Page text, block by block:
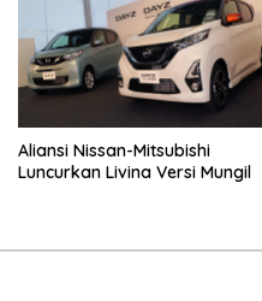
Aliansi Nissan-Mitsubishi
Luncurkan Livina Versi Mungil